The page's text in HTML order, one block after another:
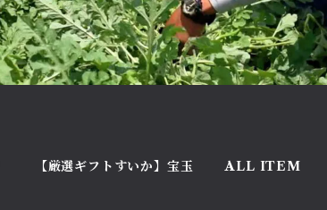
【厳選ギフトすいか】宝玉 ALL ITEM